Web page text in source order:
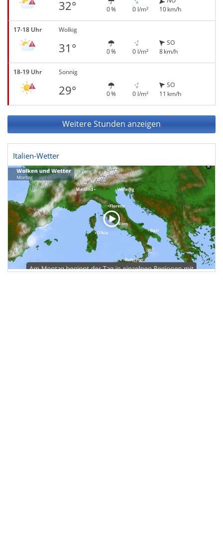
32° 0 % 0 l/m²
10 km/h
17-18 Uhr Wolkig
31° 0 % 0 l/m²
SO
8 km/h
18-19 Uhr Sonnig
29° 0 % 0 l/m²
SO
11 km/h
Weitere Stunden anzeigen
Italien-Wetter